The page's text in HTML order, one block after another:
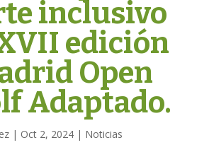
inclusivo
edición
Open
Adaptado.
| Oct 2, 2024| Noticias